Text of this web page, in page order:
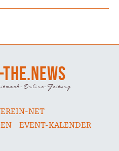
Online-Zeitung
NET
EVENT-KALENDER